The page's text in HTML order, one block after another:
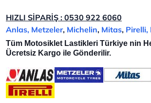
HIZLI SİPARİŞ : 0530 922 6060
Anlas, Metzeler, Michelin, Mitas, Pirelli,
Tüm Motosiklet Lastikleri Türkiye nin
Ücretsiz Kargo ile Gönderilir.